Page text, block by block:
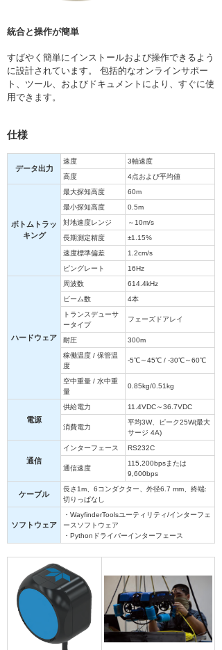
統合と操作が簡単
すばやく簡単にインストールおよび操作できるよう
に設計されています。 包括的なオンラインサポー
ト、ツール、およびドキュメントにより、すぐに使
用できます。
仕様
データ出力
速度
3軸速度
高度
4点および平均値
ボトムトラッ
キング
最大探知高度
60m
最小探知高度
0.5m
対地速度レンジ
～10m/s
長期測定精度
±1.15%
速度標準偏差
1.2cm/s
ピングレート
16Hz
ハードウェア
周波数
614.4kHz
ビーム数
4本
トランスデューサ
ータイプ
フェーズドアレイ
耐圧
300m
稼働温度 / 保管温
度
-5℃～45℃ / -30℃～60℃
空中重量 / 水中重
量
0.85kg/0.51kg
電源
供給電力 11.4VDC～36.7VDC
消費電力
平均3W、ピーク25W(最大
サージ 4A)
通信
インターフェース RS232C
通信速度
115,200bpsまたは
9,600bps
ケーブル
長さ1m、6コンダクター、外径6.7 mm、終端:
切りっぱなし
ソフトウェア
・WayfinderToolsユーティリティ/インターフェ
ースソフトウェア
・Pythonドライバーインターフェース